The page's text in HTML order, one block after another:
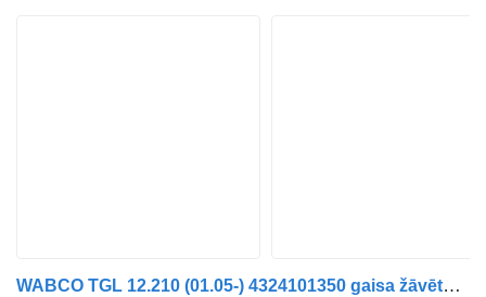
WABCO TGL 12.210 (01.05-) 4324101350 gaisa žāvētājs paredzēts MAN TGL, TGM, TGS, TGX (2005-2021) kravas automašīnas